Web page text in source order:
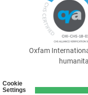
Cookie
Settings
Oxfam